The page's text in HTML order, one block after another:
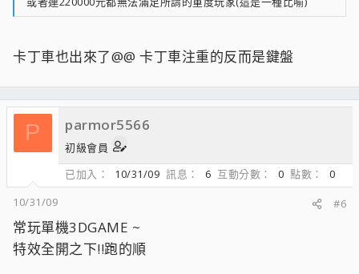
卡丁車也出來了@@ 卡丁車注重的反而是鍵盤
P parmor5566
初級會員
已加入
10/31/09 訊息 6 互動分數 0 點數
0
10/31/09
#6
常玩單機3DGAME ~
特效全開之下!!跑的順